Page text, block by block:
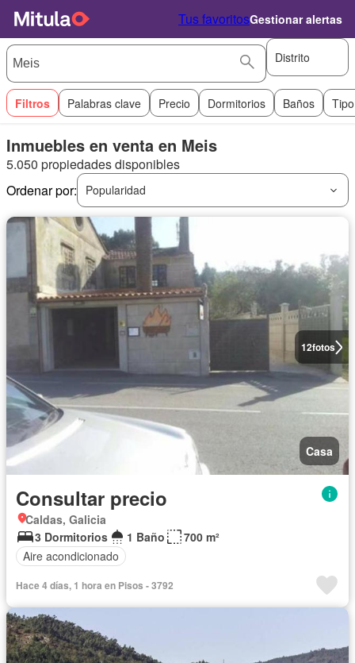
Tus favoritosGestionar alertas
Distrito
Filtros Palabras clave Precio Dormitorios Baños
Inmuebles en venta en Meis
5.050 propiedades disponibles
Ordenar por:
Popularidad
12fotos
Casa
Consultar precio
Caldas, Galicia
3 Dormitorios
1 Baño
700 m²
Aire acondicionado
Hace 4 días, 1 hora en Pisos - 3792